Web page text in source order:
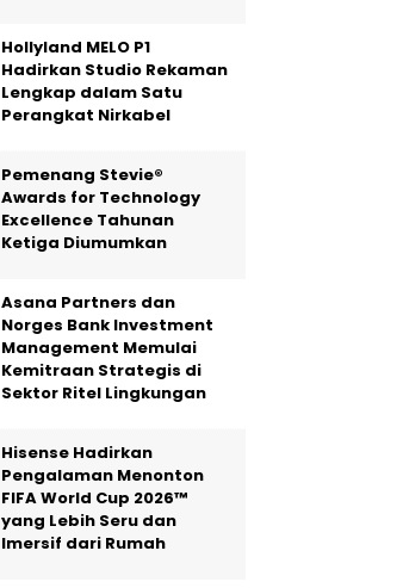
Hollyland MELO P1
Hadirkan Studio Rekaman
Lengkap dalam Satu
Perangkat Nirkabel
Pemenang Stevie®
Awards for Technology
Excellence Tahunan
Ketiga Diumumkan
Asana Partners dan
Norges Bank Investment
Management Memulai
Kemitraan Strategis di
Sektor Ritel Lingkungan
Hisense Hadirkan
Pengalaman Menonton
FIFA World Cup 2026™
yang Lebih Seru dan
Imersif dari Rumah